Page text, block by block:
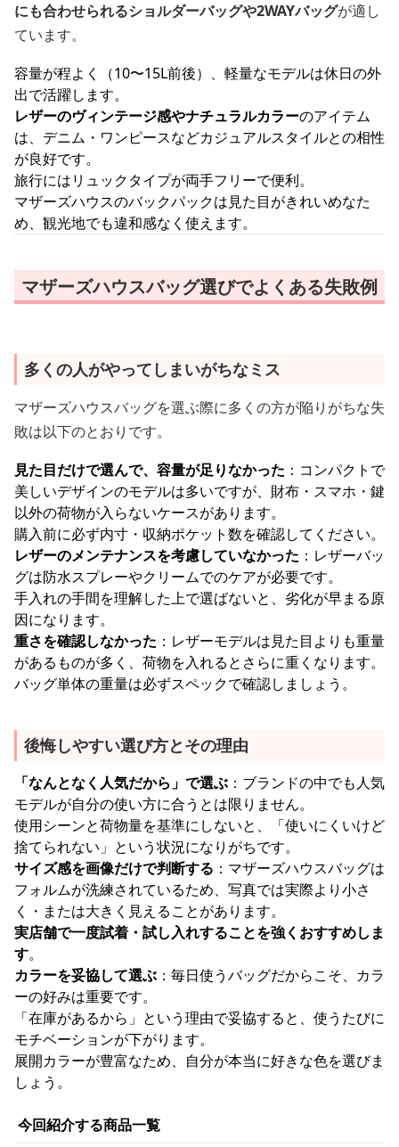
にも合わせられるショルダーバッグや2WAYバッグが適し
ています。
容量が程よく（10〜15L前後）、軽量なモデルは休日の外
出で活躍します。
レザーのヴィンテージ感やナチュラルカラーのアイテム
は、デニム・ワンピースなどカジュアルスタイルとの相性
が良好です。
旅行にはリュックタイプが両手フリーで便利。
マザーズハウスのバックパックは見た目がきれいめなた
め、観光地でも違和感なく使えます。
マザーズハウスバッグ選びでよくある失敗例
多くの人がやってしまいがちなミス
マザーズハウスバッグを選ぶ際に多くの方が陥りがちな失
敗は以下のとおりです。
見た目だけで選んで、容量が足りなかった ：コンパクトで
美しいデザインのモデルは多いですが、財布・スマホ・鍵
以外の荷物が入らないケースがあります。
購入前に必ず内寸・収納ポケット数を確認してください。
レザーのメンテナンスを考慮していなかった ：レザーバッ
グは防水スプレーやクリームでのケアが必要です。
手入れの手間を理解した上で選ばないと、劣化が早まる原
因になります。
重さを確認しなかった ：レザーモデルは見た目よりも重量
があるものが多く、荷物を入れるとさらに重くなります。
バッグ単体の重量は必ずスペックで確認しましょう。
後悔しやすい選び方とその理由
「なんとなく人気だから」で選ぶ ：ブランドの中でも人気
モデルが自分の使い方に合うとは限りません。
使用シーンと荷物量を基準にしないと、「使いにくいけど
捨てられない」という状況になりがちです。
サイズ感を画像だけで判断する ：マザーズハウスバッグは
フォルムが洗練されているため、写真では実際より小さ
く・または大きく見えることがあります。
実店舗で一度試着・試し入れすることを強くおすすめしま
す。
カラーを妥協して選ぶ ：毎日使うバッグだからこそ、カラ
ーの好みは重要です。
「在庫があるから」という理由で妥協すると、使うたびに
モチベーションが下がります。
展開カラーが豊富なため、自分が本当に好きな色を選びま
しょう。
今回紹介する商品一覧